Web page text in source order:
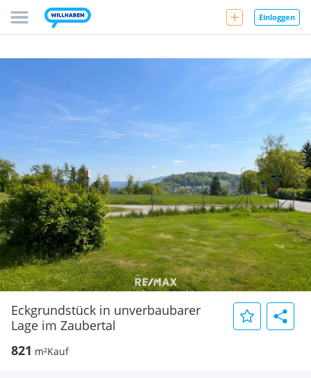
Einloggen
Eckgrundstück in unverbaubarer
Lage im Zaubertal
821 m²Kauf